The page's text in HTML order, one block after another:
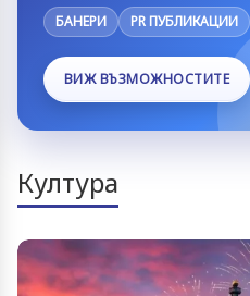
БАНЕРИ PR ПУБЛИКАЦИИ
ВИЖ ВЪЗМОЖНОСТИТЕ
Култура